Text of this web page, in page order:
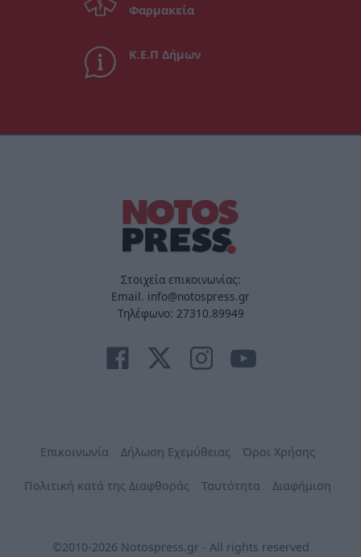
Φαρμακεία
Κ.Ε.Π Δήμων
Στοιχεία επικοινωνίας:
Email. info@notospress.gr
Τηλέφωνο: 27310.89949
Επικοινωνία Δήλωση Εχεμύθειας Όροι Χρήσης
Πολιτική κατά της Διαφθοράς Ταυτότητα Διαφήμιση
©2010-2026 Notospress.gr - All rights reserved